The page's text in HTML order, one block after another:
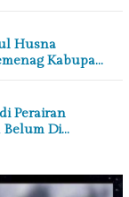
Husna
Kabupa…
Perairan
Belum Di…